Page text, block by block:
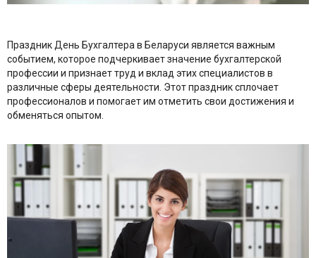
Праздник День Бухгалтера в Беларуси является важным
событием, которое подчеркивает значение бухгалтерской
профессии и признает труд и вклад этих специалистов в
различные сферы деятельности. Этот праздник сплочает
профессионалов и помогает им отметить свои достижения и
обменяться опытом.